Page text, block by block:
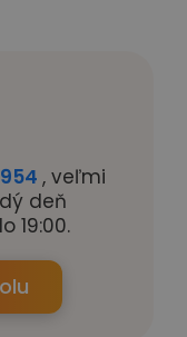
, veľmi
deň
19:00.